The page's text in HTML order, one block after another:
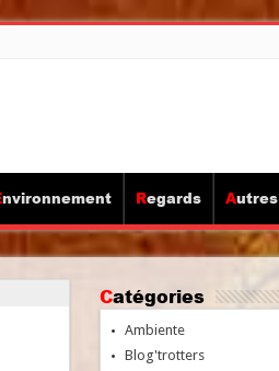
Environnement Regards Autres
Catégories
Ambiente
Blog'trotters